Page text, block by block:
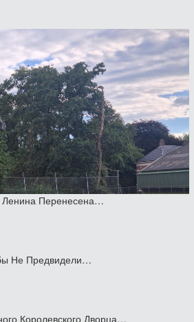
Ленина Перенесена…
Не Предвидели…
Королевского Дворца…